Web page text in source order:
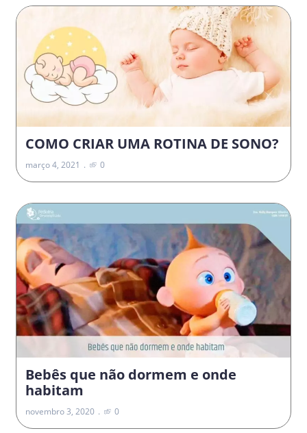
COMO CRIAR UMA ROTINA DE SONO?
março 4, 2021 0
Bebês que não dormem e onde
habitam
novembro 3, 2020 0